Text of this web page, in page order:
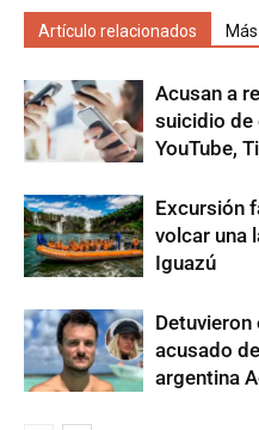
Artículo relacionados
Acusan a
suicidio de
YouTube,
Excursión
volcar una
Iguazú
Detuvieron
acusado
argentina